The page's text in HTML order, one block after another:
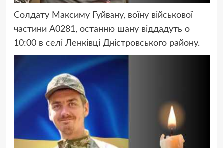
Солдату Максиму Гуйвану, воїну військової
частини А0281, останню шану віддадуть о
10:00 в селі Ленківці Дністровського району.